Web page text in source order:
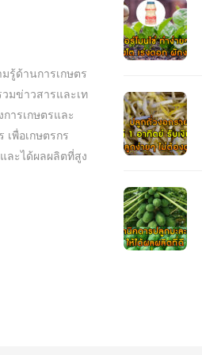
รู้ด้านการเกษตร
มข่าวสารและเท
ารเกษตรและ
พื่อเกษตรกร
ละได้ผลผลิตที่สูง